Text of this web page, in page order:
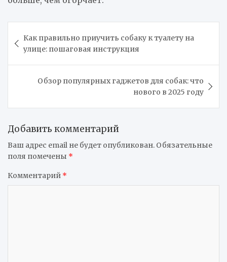
по
записям
Как правильно приучить собаку к туалету на
улице: пошаговая инструкция
Обзор популярных гаджетов для собак: что
нового в 2025 году
Добавить комментарий
Ваш адрес email не будет опубликован. Обязательные
поля помечены *
Комментарий *